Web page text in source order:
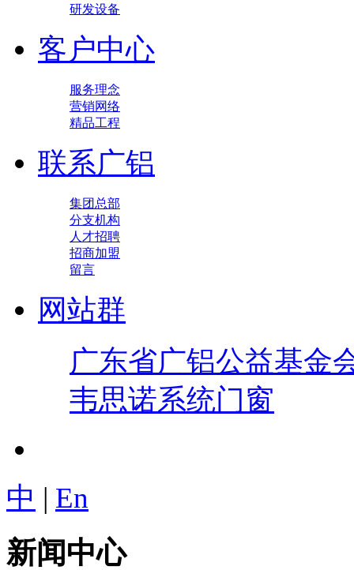
研发设备
客户中心
服务理念
营销网络
精品工程
联系广铝
集团总部
分支机构
人才招聘
招商加盟
留言
网站群
广东省广铝公益基金
韦思诺系统门窗
中 | En
新闻中心